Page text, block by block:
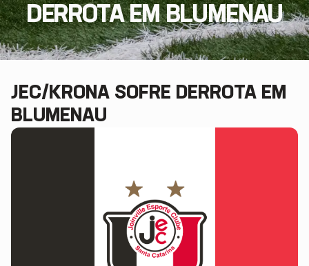
DERROTA EM BLUMENAU
JEC/KRONA SOFRE DERROTA EM
BLUMENAU